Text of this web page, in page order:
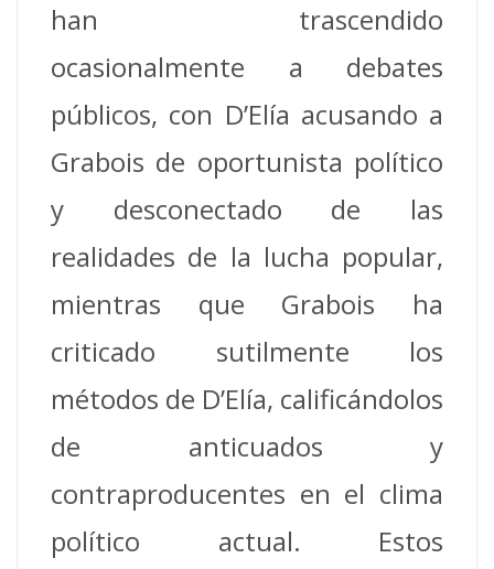
han trascendido
ocasionalmente a debates
públicos, con D’Elía acusando a
Grabois de oportunista político
y desconectado de las
realidades de la lucha popular,
mientras que Grabois ha
criticado sutilmente los
métodos de D’Elía, calificándolos
de anticuados y
contraproducentes en el clima
político actual. Estos